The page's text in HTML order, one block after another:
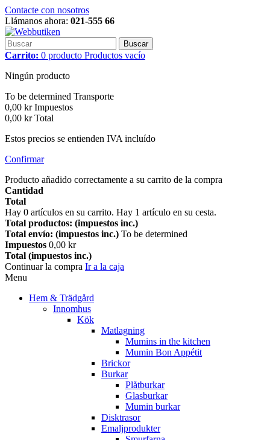
Contacte con nosotros
Llámanos ahora: 021-555 66
Buscar
Carrito: 0 producto Productos vacío
Ningún producto
To be determined Transporte
0,00 kr Impuestos
0,00 kr Total
Estos precios se entienden IVA incluído
Confirmar
Producto añadido correctamente a su carrito de la compra
Cantidad
Total
Hay 0 artículos en su carrito. Hay 1 artículo en su cesta.
Total productos: (impuestos inc.)
Total envío: (impuestos inc.) To be determined
Impuestos 0,00 kr
Total (impuestos inc.)
Continuar la compra Ir a la caja
Menu
Hem & Trädgård
Innomhus
Kök
Matlagning
Mumins in the kitchen
Mumin Bon Appétit
Brickor
Burkar
Plåtburkar
Glasburkar
Mumin burkar
Disktrasor
Emaljprodukter